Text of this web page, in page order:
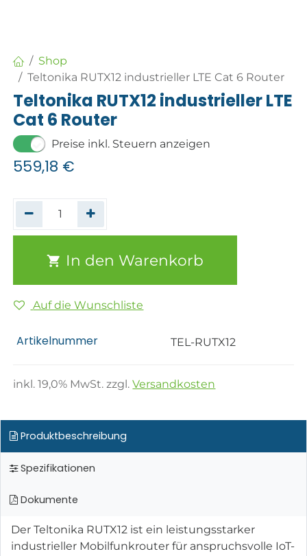
Shop
Teltonika RUTX12 industrieller LTE Cat 6 Router
Teltonika RUTX12 industrieller LTE
Cat 6 Router
Preise inkl. Steuern anzeigen
559,18 €
In den Warenkorb
Auf die Wunschliste
Artikelnummer TEL-RUTX12
inkl.19,0% MwSt. zzgl.Versandkosten
Produktbeschreibung
Spezifikationen
Dokumente
Der Teltonika RUTX12 ist ein leistungsstarker
industrieller Mobilfunkrouter für anspruchsvolle IoT-